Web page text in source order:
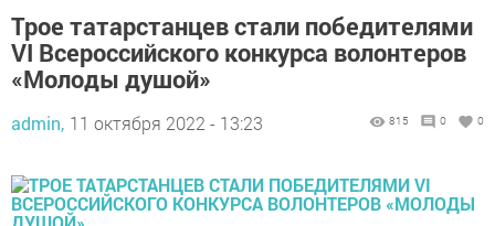
Трое татарстанцев стали победителями
VI Всероссийского конкурса волонтеров
«Молоды душой»
admin, 11 октября 2022 - 13:23 815 0 0